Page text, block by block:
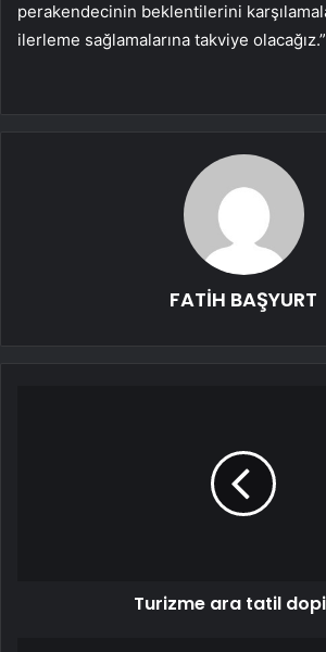
perakendecinin beklentilerini
ilerleme sağlamalarına takviye olacağız.”
FATİH BAŞYURT
Turizme ara tatil